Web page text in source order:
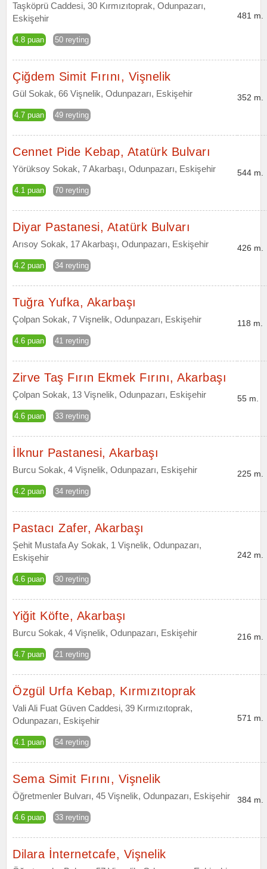
Taşköprü Caddesi, 30 Kırmızıtoprak, Odunpazarı,
Eskişehir
4.8 puan 50 reyting
481 m.
Çiğdem Simit Fırını, Vişnelik
Gül Sokak, 66 Vişnelik, Odunpazarı, Eskişehir
4.7 puan 49 reyting
352 m.
Cennet Pide Kebap, Atatürk Bulvarı
Yörüksoy Sokak, 7 Akarbaşı, Odunpazarı, Eskişehir
4.1 puan 70 reyting
544 m.
Diyar Pastanesi, Atatürk Bulvarı
Arısoy Sokak, 17 Akarbaşı, Odunpazarı, Eskişehir
4.2 puan 34 reyting
426 m.
Tuğra Yufka, Akarbaşı
Çolpan Sokak, 7 Vişnelik, Odunpazarı, Eskişehir
4.6 puan 41 reyting
118 m.
Zirve Taş Fırın Ekmek Fırını, Akarbaşı
Çolpan Sokak, 13 Vişnelik, Odunpazarı, Eskişehir
4.6 puan 33 reyting
55 m.
İlknur Pastanesi, Akarbaşı
Burcu Sokak, 4 Vişnelik, Odunpazarı, Eskişehir
4.2 puan 34 reyting
225 m.
Pastacı Zafer, Akarbaşı
Şehit Mustafa Ay Sokak, 1 Vişnelik, Odunpazarı,
Eskişehir
4.6 puan 30 reyting
242 m.
Yiğit Köfte, Akarbaşı
Burcu Sokak, 4 Vişnelik, Odunpazarı, Eskişehir
4.7 puan 21 reyting
216 m.
Özgül Urfa Kebap, Kırmızıtoprak
Vali Ali Fuat Güven Caddesi, 39 Kırmızıtoprak,
Odunpazarı, Eskişehir
4.1 puan 54 reyting
571 m.
Sema Simit Fırını, Vişnelik
Öğretmenler Bulvarı, 45 Vişnelik, Odunpazarı, Eskişehir
4.6 puan 33 reyting
384 m.
Dilara İnternetcafe, Vişnelik